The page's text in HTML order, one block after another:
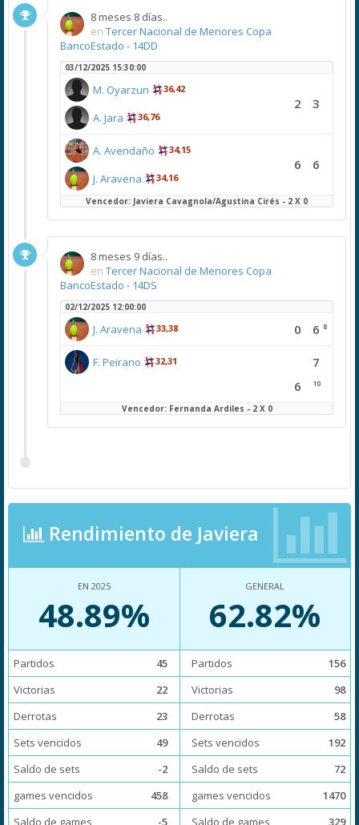
8 meses 8 días..
en Tercer Nacional de Menores Copa
BancoEstado - 14DD
03/12/2025 15:30:00
M. Oyarzun 36,42
A. Jara 36,76
2 3
A. Avendaño 34,15
J. Aravena 34,16
6 6
Vencedor: Javiera Cavagnola/Agustina Cirés - 2 X 0
8 meses 9 días..
en Tercer Nacional de Menores Copa
BancoEstado - 14DS
02/12/2025 12:00:00
J. Aravena 33,38 0 6 8
F. Peirano 32,31
6
7
10
Vencedor: Fernanda Ardiles - 2 X 0
Rendimiento de Javiera
EN 2025
48.89%
Partidos
45
Victorias
22
Derrotas
23
Sets vencidos
49
Saldo de sets
-2
games vencidos
458
Saldo de games
-5
GENERAL
62.82%
Partidos
156
Victorias
98
Derrotas
58
Sets vencidos
192
Saldo de sets
72
games vencidos
1470
Saldo de games
329